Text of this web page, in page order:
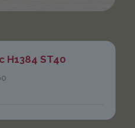
H1384 ST40